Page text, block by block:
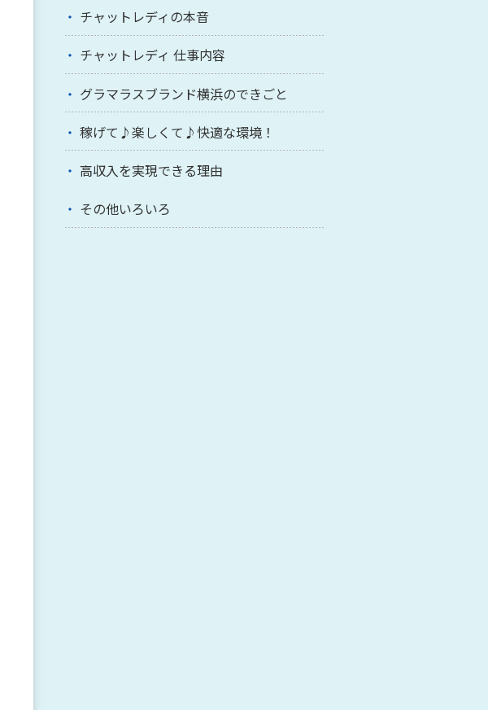
チャットレディの本音
チャットレディ 仕事内容
グラマラスブランド横浜のできごと
稼げて♪楽しくて♪快適な環境！
高収入を実現できる理由
その他いろいろ